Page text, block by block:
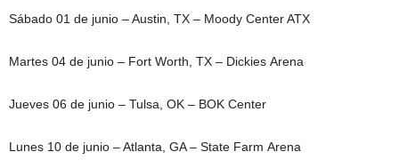
Sábado 01 de junio – Austin, TX – Moody Center ATX
Martes 04 de junio – Fort Worth, TX – Dickies Arena
Jueves 06 de junio – Tulsa, OK – BOK Center
Lunes 10 de junio – Atlanta, GA – State Farm Arena